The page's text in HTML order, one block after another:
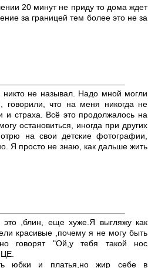
20 минут не приду то дома ждет
за границей тем более это не за
не называл. Надо мной могли
говорили, что на меня никогда не
и страха. Всё это продолжалось на
остановиться, иногда при других
на свои детские фотографии,
Я просто не знаю, как дальше жить
,блин, еще хуже.Я выгляжу как
красивые ,почему я не могу быть
говорят "Ой,у тебя такой нос
юбки и платья,но жир себе в